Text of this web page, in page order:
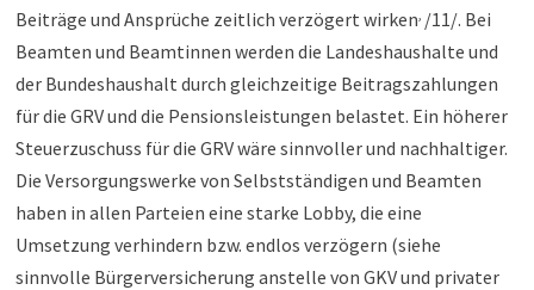
Beiträge und Ansprüche zeitlich verzögert wirken /11/. Bei
Beamten und Beamtinnen werden die Landeshaushalte und
der Bundeshaushalt durch gleichzeitige Beitragszahlungen
für die GRV und die Pensionsleistungen belastet. Ein höherer
Steuerzuschuss für die GRV wäre sinnvoller und nachhaltiger.
Die Versorgungswerke von Selbstständigen und Beamten
haben in allen Parteien eine starke Lobby, die eine
Umsetzung verhindern bzw. endlos verzögern (siehe
sinnvolle Bürgerversicherung anstelle von GKV und privater